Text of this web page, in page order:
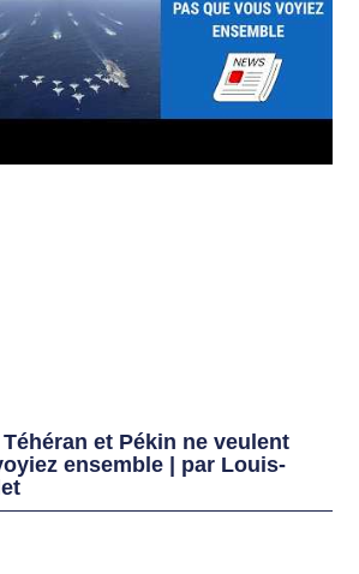
et Pékin ne veulent
ensemble | par Louis-